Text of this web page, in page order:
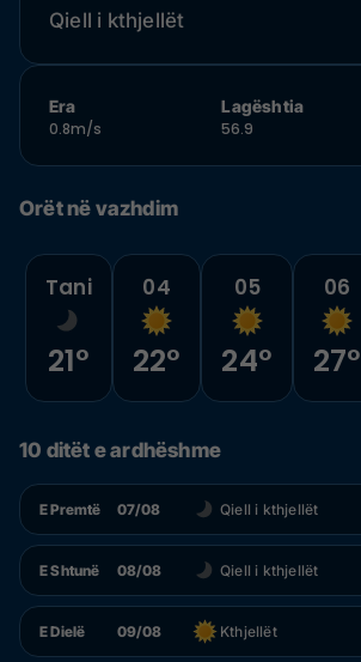
Qiell i kthjellët
Era
0.8m/s
Lagështia
56.9
Orët në vazhdim
Tani
21°
04
22°
05
24°
06
27°
10 ditët e ardhëshme
E Premtë 07/08 Qiell i kthjellët
E Shtunë 08/08 Qiell i kthjellët
E Dielë 09/08 Kthjellët